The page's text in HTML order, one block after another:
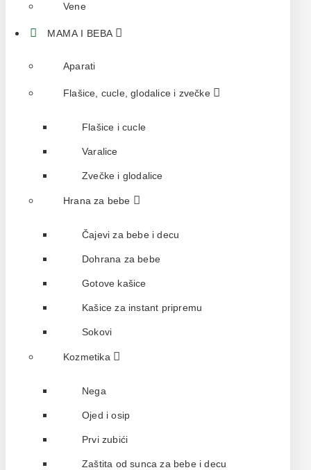
Vene
MAMA I BEBA
Aparati
Flašice, cucle, glodalice i zvečke
Flašice i cucle
Varalice
Zvečke i glodalice
Hrana za bebe
Čajevi za bebe i decu
Dohrana za bebe
Gotove kašice
Kašice za instant pripremu
Sokovi
Kozmetika
Nega
Ojed i osip
Prvi zubići
Zaštita od sunca za bebe i decu